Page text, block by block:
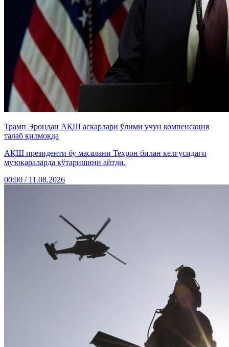
Трамп Эрондан АҚШ аскарлари ўлими учун компенсация
талаб қилмоқда
АҚШ президенти бу масалани Теҳрон билан келгусидаги
музокараларда кўтаришини айтди.
00:00 / 11.08.2026